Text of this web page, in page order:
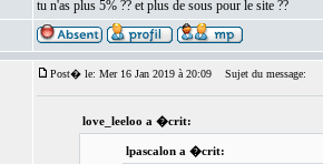
tu n'as plus 5% ?? et plus de sous pour le site ??
Post� le: Mer 16 Jan 2019 à 20:09 Sujet du message:
love_leeloo a �crit:
lpascalon a �crit: